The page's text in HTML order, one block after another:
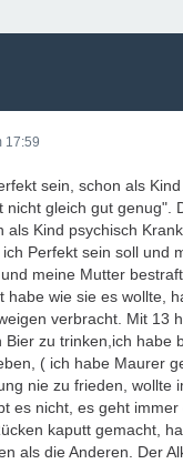
17:59
sein, schon als
nicht gleich gut genug".
als Kind psychisch
Perfekt sein soll und
meine Mutter
habe wie sie es wollte,
verbracht. Mit 13
zu trinken,ich habe
( ich habe Maurer
nie zu frieden, wollte
es nicht, es geht immer
kaputt gemacht,
als die Anderen. Der